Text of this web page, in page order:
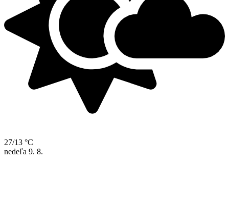
27/13 °C
nedeľa 9. 8.